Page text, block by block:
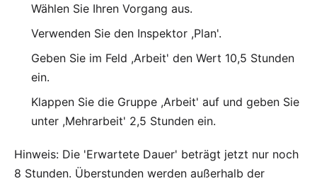
Wählen Sie Ihren Vorgang aus.
Verwenden Sie den Inspektor ,Plan'.
Geben Sie im Feld ,Arbeit' den Wert 10,5 Stunden
ein.
Klappen Sie die Gruppe ,Arbeit' auf und geben Sie
unter ,Mehrarbeit' 2,5 Stunden ein.
Hinweis: Die 'Erwartete Dauer' beträgt jetzt nur noch
8 Stunden. Überstunden werden außerhalb der